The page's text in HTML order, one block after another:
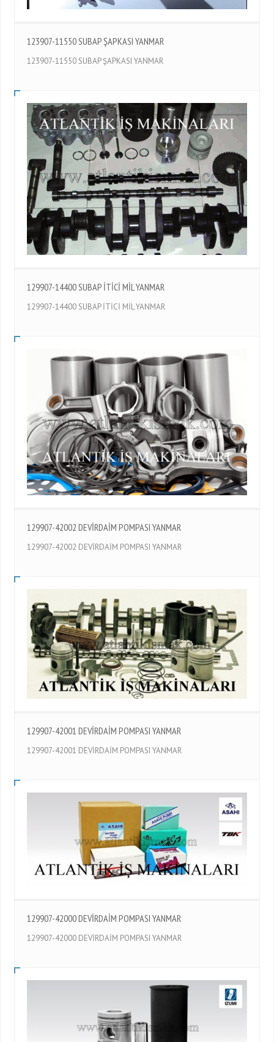
123907-11550 SUBAP ŞAPKASI YANMAR
123907-11550 SUBAP ŞAPKASI YANMAR
129907-14400 SUBAP İTİCİ MİL YANMAR
129907-14400 SUBAP İTİCİ MİL YANMAR
129907-42002 DEVİRDAİM POMPASI YANMAR
129907-42002 DEVİRDAİM POMPASI YANMAR
129907-42001 DEVİRDAİM POMPASI YANMAR
129907-42001 DEVİRDAİM POMPASI YANMAR
129907-42000 DEVİRDAİM POMPASI YANMAR
129907-42000 DEVİRDAİM POMPASI YANMAR